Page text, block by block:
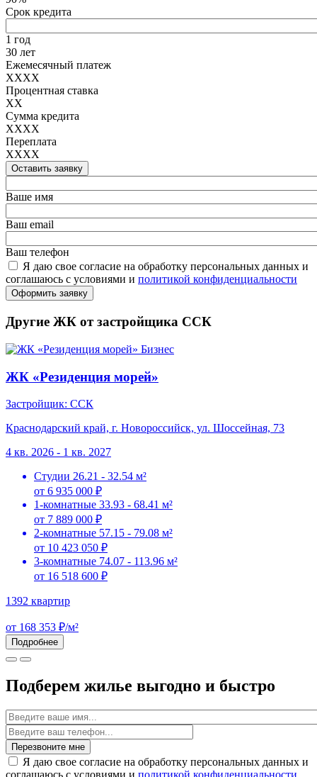
Срок кредита
1 год
30 лет
Ежемесячный платеж
XXXX
Процентная ставка
XX
Сумма кредита
XXXX
Переплата
XXXX
Оставить заявку
Ваше имя
Ваш email
Ваш телефон
Я даю свое согласие на обработку персональных данных и
соглашаюсь с условиями и политикой конфиденциальности
Оформить заявку
Другие ЖК от застройщика ССК
Бизнес
ЖК «Резиденция морей»
Застройщик: ССК
Краснодарский край, г. Новороссийск, ул. Шоссейная, 73
4 кв. 2026 - 1 кв. 2027
Студии 26.21 - 32.54 м²
от 6 935 000 ₽
1-комнатные 33.93 - 68.41 м²
от 7 889 000 ₽
2-комнатные 57.15 - 79.08 м²
от 10 423 050 ₽
3-комнатные 74.07 - 113.96 м²
от 16 518 600 ₽
1392 квартир
от 168 353 ₽/м²
Подробнее
Подберем жилье выгодно и быстро
Имя
Перезвоните мне
Я даю свое согласие на обработку персональных данных и